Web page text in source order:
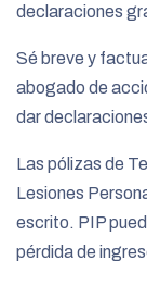
declaraciones
Sé breve y
abogado de
dar
Las pólizas de
Lesiones
escrito. PIP
pérdida de